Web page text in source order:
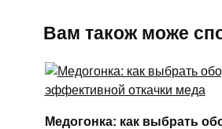
Вам також може
Медогонка: как выбрать